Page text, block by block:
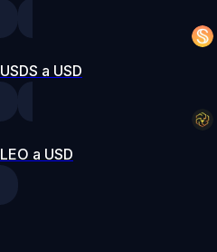
USDS a USD
LEO a USD